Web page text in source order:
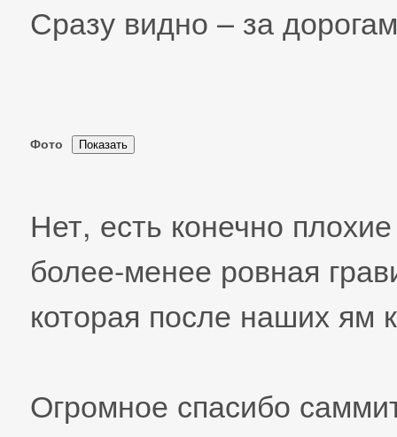
Сразу видно – за
Фото
Нет, есть конечно
более-менее ровная
которая после наших ям
Огромное спасибо